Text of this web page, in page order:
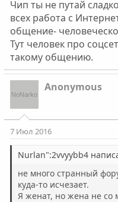
Чип ты не путай
всех работа с
общение-
Тут человек про
такому общению.
Anonymous
7 Июл 2016
Nurlan":2vvyybb4
не много странный
куда-то исчезает.
Я женат, но жена не со